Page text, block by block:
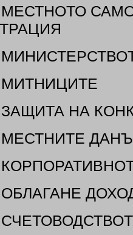
МЕСТНОТО
МИТНИЦИТЕ
НА